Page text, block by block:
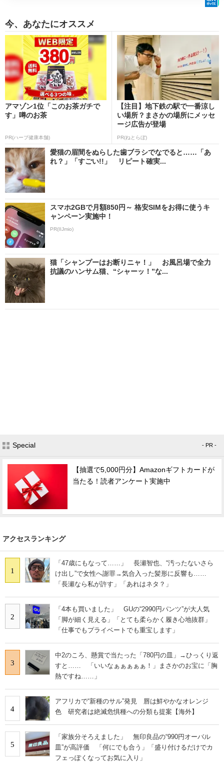
今、あなたにオススメ
アマゾン1位「このお茶ガチで
す」噂のお茶
PR(ハーブ健康本舗)
【注目】地下鉄の駅で一番涼し
い場所？まさかの場所にメッセ
ージ広告が登場
PR(ねとらぼ)
愛猫の眉間をぬらした歯ブラシでなでると……「あ
れ？」「すごい!!」 リピート確実...
スマホ2GBで月額850円～ 格安SIMをお得に使うキ
ャンペーン実施中！
PR(IIJmio)
猫「シャンプーはお断りニャ！」 お風呂場で全力
抗議のハンサム猫、“シャーッ！”な...
Special - PR -
【抽選で5,000円分】Amazonギフトカードが
当たる！読者アンケート実施中
アクセスランキング
1
「47歳にもなって……」 長瀬智也、“汚ったないさら
け出し”で女性へ謝罪→気合入った髪形に反響も……
「長瀬なら私が許す」「あれはネタ？」
2
「4本も買いました」 GUの“2990円パンツ”が大人気
「脚が細く見える」「とても柔らかく履き心地抜群」
「仕事でもプライベートでも重宝します」
3
中2のころ、懸賞で当たった「780円の皿」→ひっくり返
すと…… 「いいなぁぁぁぁぁ！」まさかのお宝に「胸
熱ですね……」
4
アフリカで“新種のサル”発見 唇は鮮やかなオレンジ
色 研究者は絶滅危惧種への分類も提案【海外】
5
「家族分そろえました」 無印良品の“990円オーバル
皿”が高評価 「何にでも合う」「盛り付けるだけでカ
フェっぽくなってお気に入り」